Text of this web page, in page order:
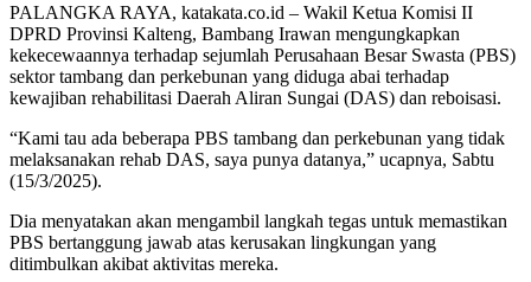
PALANGKA RAYA, katakata.co.id – Wakil Ketua Komisi II
DPRD Provinsi Kalteng, Bambang Irawan mengungkapkan
kekecewaannya terhadap sejumlah Perusahaan Besar Swasta (PBS)
sektor tambang dan perkebunan yang diduga abai terhadap
kewajiban rehabilitasi Daerah Aliran Sungai (DAS) dan reboisasi.
“Kami tau ada beberapa PBS tambang dan perkebunan yang tidak
melaksanakan rehab DAS, saya punya datanya,” ucapnya, Sabtu
(15/3/2025).
Dia menyatakan akan mengambil langkah tegas untuk memastikan
PBS bertanggung jawab atas kerusakan lingkungan yang
ditimbulkan akibat aktivitas mereka.